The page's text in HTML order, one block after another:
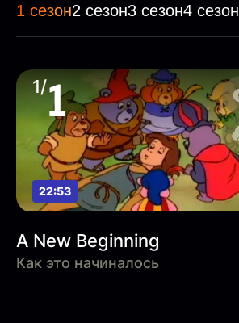
1 сезон2 сезон3 сезон4 сезон
1/1
22:53
A New Beginning
Как это начиналось